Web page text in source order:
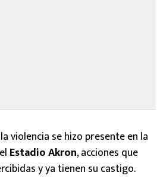
violencia se hizo presente en la
Estadio Akron, acciones que
y ya tienen su castigo.